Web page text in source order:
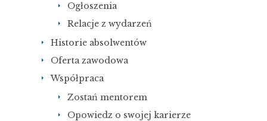
Ogłoszenia
Relacje z wydarzeń
Historie absolwentów
Oferta zawodowa
Współpraca
Zostań mentorem
Opowiedz o swojej karierze